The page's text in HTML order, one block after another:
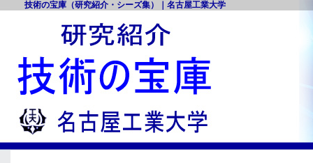
技術の宝庫（研究紹介・シーズ集）｜名古屋工業大学